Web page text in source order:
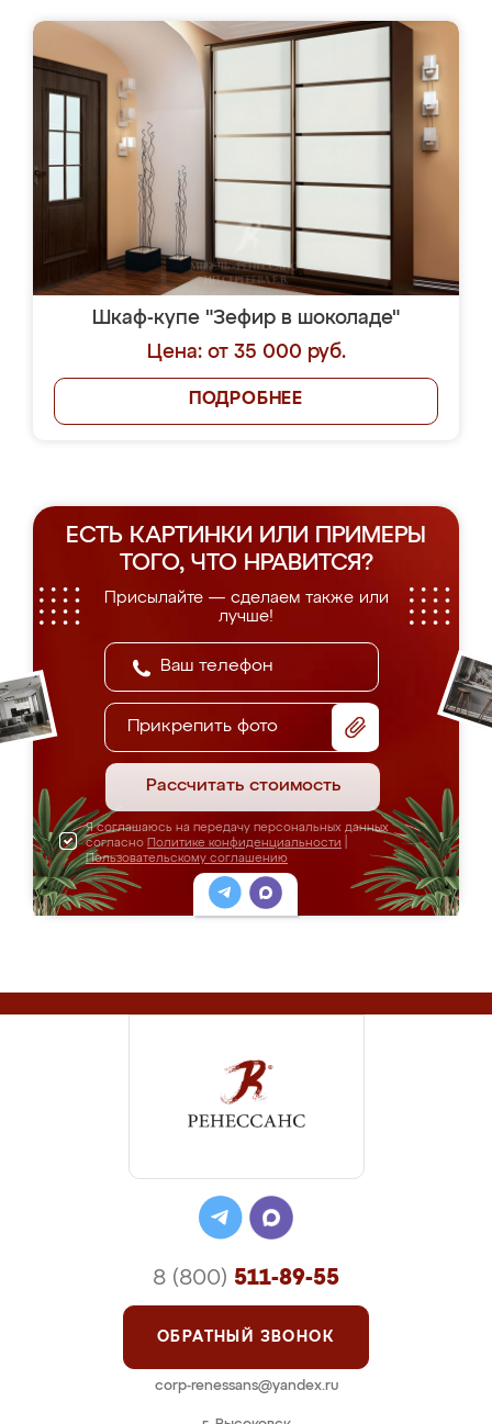
Шкаф-купе "Зефир в шоколаде"
Цена: от 35 000 руб.
ПОДРОБНЕЕ
ЕСТЬ КАРТИНКИ ИЛИ ПРИМЕРЫ
ТОГО, ЧТО НРАВИТСЯ?
Присылайте — сделаем также или
лучше!
Прикрепить фото
Рассчитать стоимость
Я соглашаюсь на передачу персональных данных
согласно Политике конфиденциальности
Пользовательскому соглашению
8 (800) 511-89-55
ОБРАТНЫЙ ЗВОНОК
corp-renessans@yandex.ru